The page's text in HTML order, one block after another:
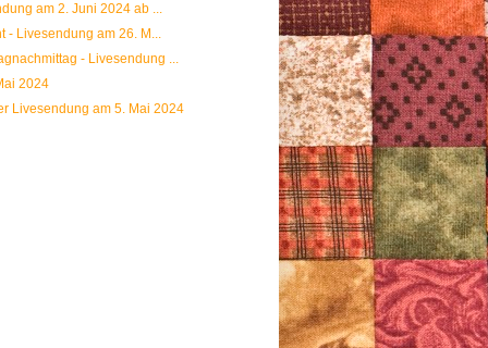
am 2. Juni 2024 ab ...
- Livesendung am 26. M...
- Livesendung ...
2024
Livesendung am 5. Mai 2024